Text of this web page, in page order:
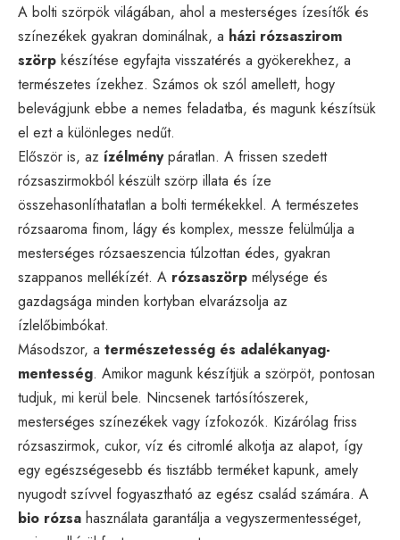
A bolti szörpök világában, ahol a mesterséges ízesítők és
színezékek gyakran dominálnak, a házi rózsaszirom
szörp készítése egyfajta visszatérés a gyökerekhez, a
természetes ízekhez. Számos ok szól amellett, hogy
belevágjunk ebbe a nemes feladatba, és magunk készítsük
el ezt a különleges nedűt.
Először is, az ízélménypáratlan. A frissen szedett
rózsaszirmokból készült szörp illata és íze
összehasonlíthatatlan a bolti termékekkel. A természetes
rózsaaroma finom, lágy és komplex, messze felülmúlja a
mesterséges rózsaeszencia túlzottan édes, gyakran
szappanos mellékízét. A rózsaszörp mélysége és
gazdagsága minden kortyban elvarázsolja az
ízlelőbimbókat.
Másodszor, a természetesség és adalékanyag-
mentesség. Amikor magunk készítjük a szörpöt, pontosan
tudjuk, mi kerül bele. Nincsenek tartósítószerek,
mesterséges színezékek vagy ízfokozók. Kizárólag friss
rózsaszirmok, cukor, víz és citromlé alkotja az alapot, így
egy egészségesebb és tisztább terméket kapunk, amely
nyugodt szívvel fogyasztható az egész család számára. A
bio rózsa használata garantálja a vegyszermentességet,